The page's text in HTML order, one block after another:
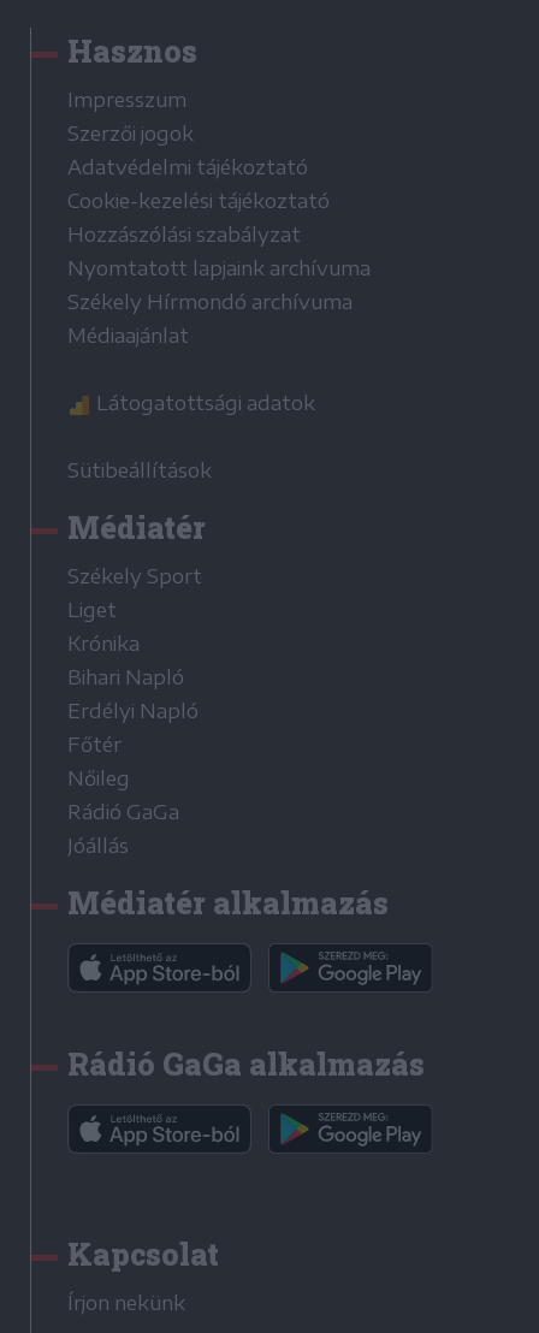
Hasznos
Impresszum
Szerzői jogok
Adatvédelmi tájékoztató
Cookie-kezelési tájékoztató
Hozzászólási szabályzat
Nyomtatott lapjaink archívuma
Székely Hírmondó archívuma
Médiaajánlat
Látogatottsági adatok
Sütibeállítások
Médiatér
Székely Sport
Liget
Krónika
Bihari Napló
Erdélyi Napló
Főtér
Nőileg
Rádió GaGa
Jóállás
Médiatér alkalmazás
Rádió GaGa alkalmazás
Kapcsolat
Írjon nekünk